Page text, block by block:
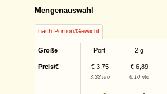
Mengenauswahl
nach Portion/Gewicht
Größe Port. 2 g
Preis/€ € 3,75 € 6,89
3,32 nto 6,10 nto